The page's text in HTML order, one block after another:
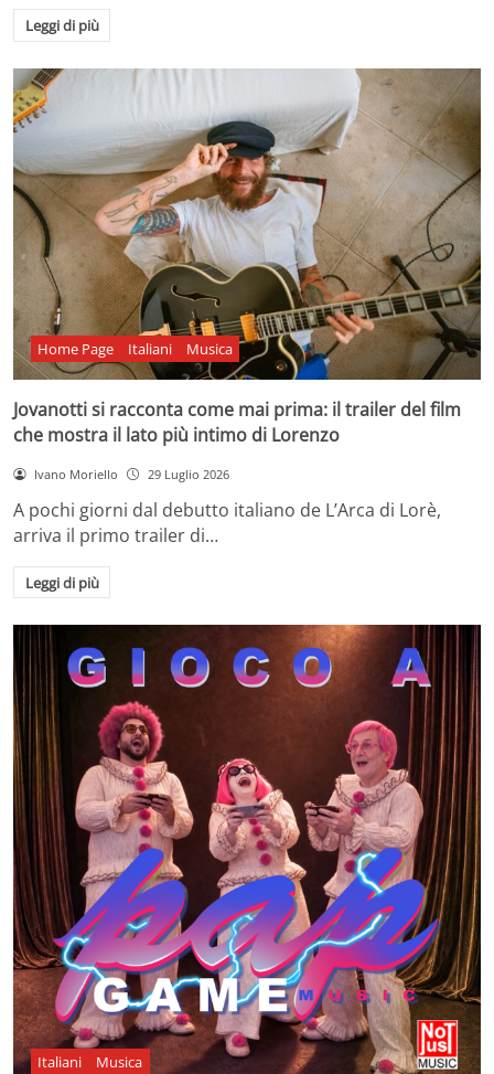
Leggi di più
Home Page Italiani Musica
Jovanotti si racconta come mai prima: il trailer del film
che mostra il lato più intimo di Lorenzo
Ivano Moriello 29 Luglio 2026
A pochi giorni dal debutto italiano de L’Arca di Lorè,
arriva il primo trailer di…
Leggi di più
Italiani Musica